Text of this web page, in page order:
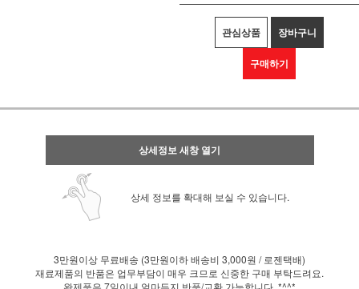
관심상품 장바구니
구매하기
상세정보 새창 열기
상세 정보를 확대해 보실 수 있습니다.
3만원이상 무료배송 (3만원이하 배송비 3,000원 / 로젠택배)
재료제품의 반품은 업무부담이 매우 크므로 신중한 구매 부탁드려요.
완제품은 7일이내 얼마든지 반품/교환 가능합니다. *^^*